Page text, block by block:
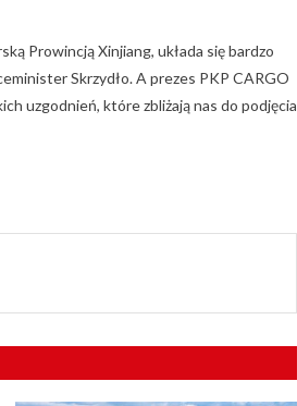
Prowincją Xinjiang, układa się bardzo
Skrzydło. A prezes PKP CARGO
uzgodnień, które zbliżają nas do podjęcia